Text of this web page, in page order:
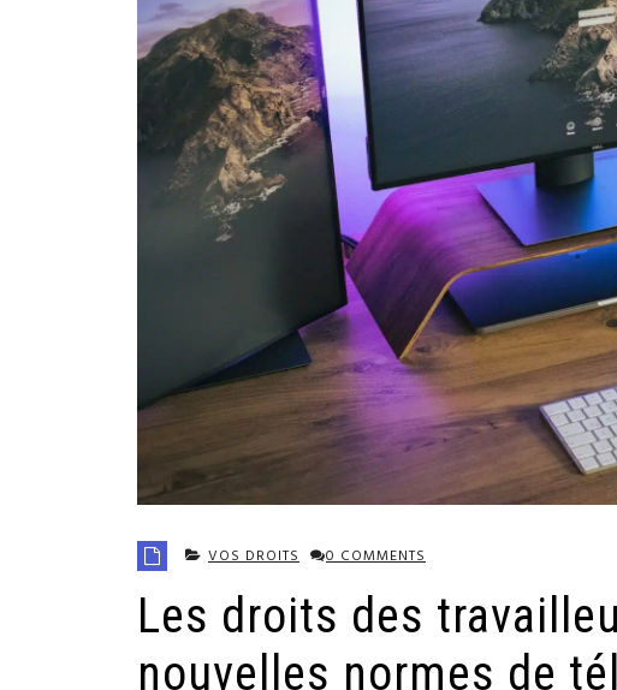
VOS DROITS 0 COMMENTS
Les droits des
nouvelles normes de